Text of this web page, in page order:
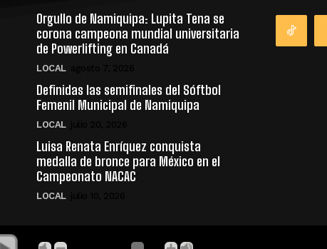
Orgullo de Namiquipa: Lupita Tena se
corona campeona mundial universitaria
de Powerlifting en Canadá
LOCAL
Definidas las semifinales del Sóftbol
Femenil Municipal de Namiquipa
LOCAL
Luisa Renata Enríquez conquista
medalla de bronce para México en el
Campeonato NACAC
LOCAL